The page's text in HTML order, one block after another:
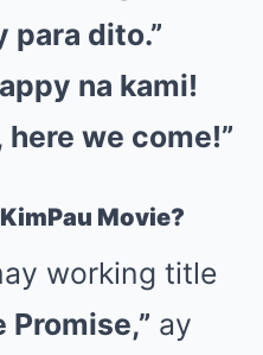
para dito.”
na kami!
we come!”
Movie?
working title
ay